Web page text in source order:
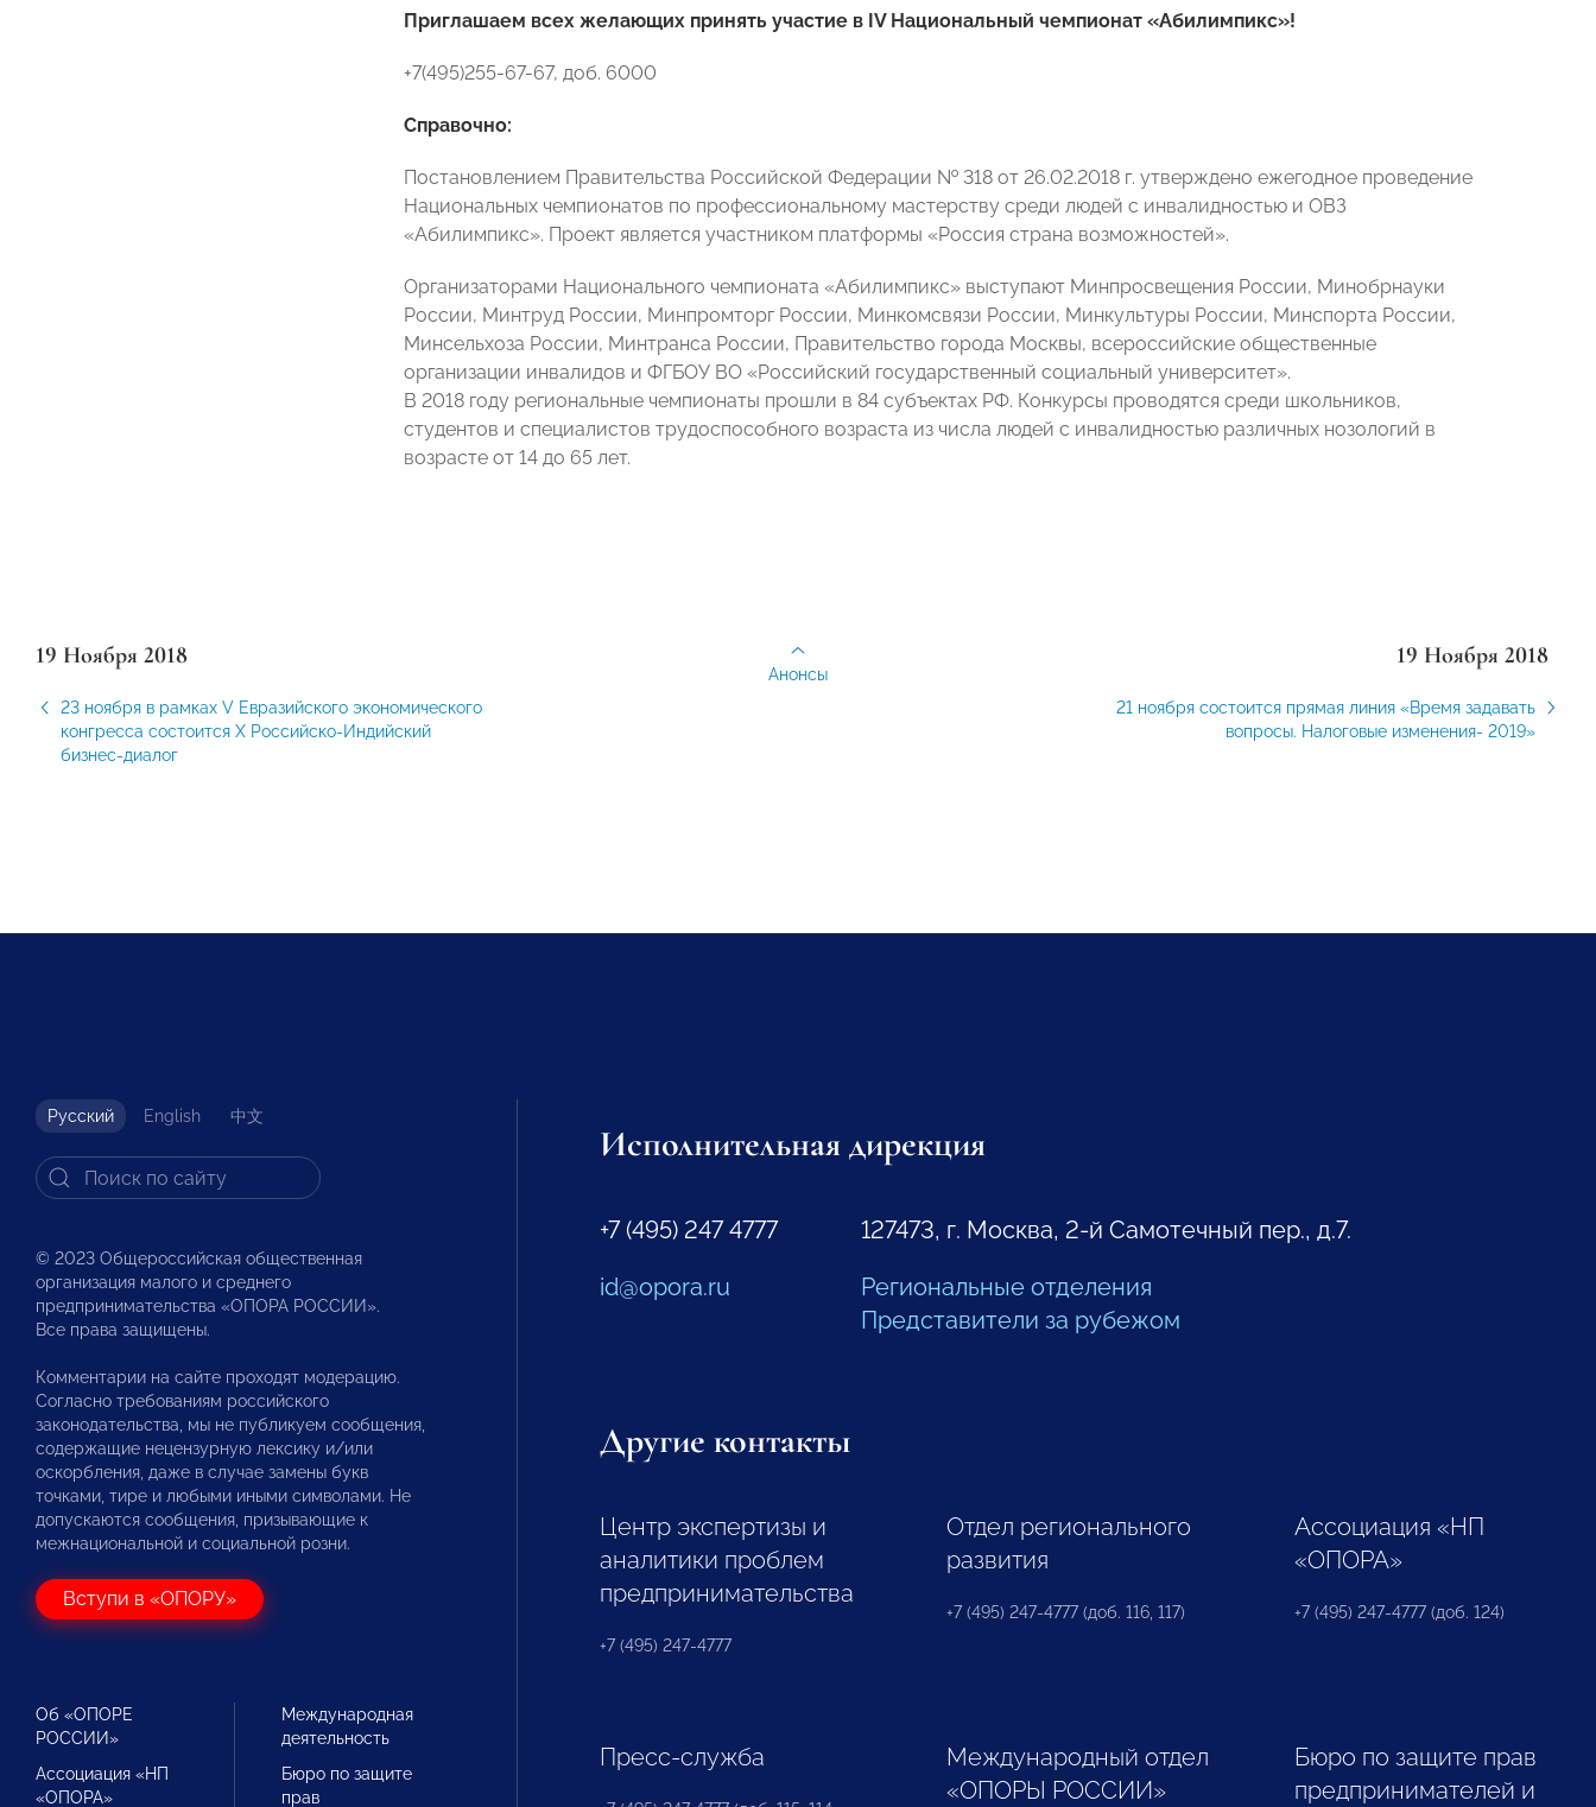
Приглашаем всех желающих принять участие в IV Национальный чемпионат «Абилимпикс»!
+7(495)255-67-67, доб. 6000
Справочно:
Постановлением Правительства Российской Федерации № 318 от 26.02.2018 г. утверждено ежегодное проведение
Национальных чемпионатов по профессиональному мастерству среди людей с инвалидностью и ОВЗ
«Абилимпикс». Проект является участником платформы «Россия страна возможностей».
Организаторами Национального чемпионата «Абилимпикс» выступают Минпросвещения России, Минобрнауки
России, Минтруд России, Минпромторг России, Минкомсвязи России, Минкультуры России, Минспорта России,
Минсельхоза России, Минтранса России, Правительство города Москвы, всероссийские общественные
организации инвалидов и ФГБОУ ВО «Российский государственный социальный университет».
В 2018 году региональные чемпионаты прошли в 84 субъектах РФ. Конкурсы проводятся среди школьников,
студентов и специалистов трудоспособного возраста из числа людей с инвалидностью различных нозологий в
возрасте от 14 до 65 лет.
19 Ноября 2018
23 ноября в рамках V Евразийского экономического
конгресса состоится X Российско-Индийский
бизнес-диалог
19 Ноября 2018
21 ноября состоится прямая линия «Время задавать
вопросы. Налоговые изменения- 2019»
Анонсы
Русский English 中文
© 2023 Общероссийская общественная
организация малого и среднего
предпринимательства «ОПОРА РОССИИ».
Все права защищены.
Комментарии на сайте проходят модерацию.
Согласно требованиям российского
законодательства, мы не публикуем сообщения,
содержащие нецензурную лексику и/или
оскорбления, даже в случае замены букв
точками, тире и любыми иными символами. Не
допускаются сообщения, призывающие к
межнациональной и социальной розни.
Вступи в «ОПОРУ»
Об «ОПОРЕ
РОССИИ»
Ассоциация «НП
«ОПОРА»
Международная
деятельность
Бюро по защите
прав
Исполнительная дирекция
+7 (495) 247 4777
id@opora.ru
127473, г. Москва, 2-й Самотечный пер., д.7.
Региональные отделения
Представители за рубежом
Другие контакты
Центр экспертизы и
аналитики проблем
предпринимательства
+7 (495) 247-4777
Отдел регионального
развития
+7 (495) 247-4777 (доб. 116, 117)
Ассоциация «НП
«ОПОРА»
+7 (495) 247-4777 (доб. 124)
Пресс-служба
Международный отдел
«ОПОРЫ РОССИИ»
Бюро по защите прав
предпринимателей и